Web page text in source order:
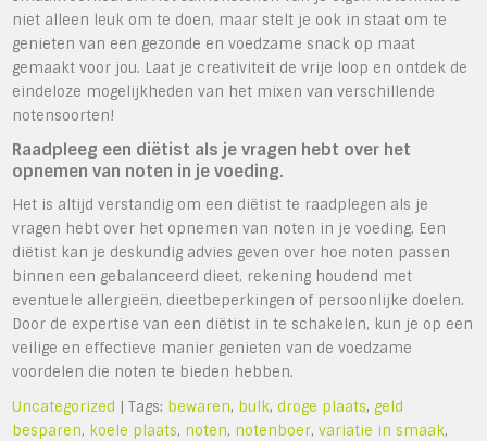
niet alleen leuk om te doen, maar stelt je ook in staat om te
genieten van een gezonde en voedzame snack op maat
gemaakt voor jou. Laat je creativiteit de vrije loop en ontdek de
eindeloze mogelijkheden van het mixen van verschillende
notensoorten!
Raadpleeg een diëtist als je vragen hebt over het
opnemen van noten in je voeding.
Het is altijd verstandig om een diëtist te raadplegen als je
vragen hebt over het opnemen van noten in je voeding. Een
diëtist kan je deskundig advies geven over hoe noten passen
binnen een gebalanceerd dieet, rekening houdend met
eventuele allergieën, dieetbeperkingen of persoonlijke doelen.
Door de expertise van een diëtist in te schakelen, kun je op een
veilige en effectieve manier genieten van de voedzame
voordelen die noten te bieden hebben.
Uncategorized | Tags: bewaren, bulk,droge plaats,geld
besparen, koele plaats, noten, notenboer,variatie in smaak,